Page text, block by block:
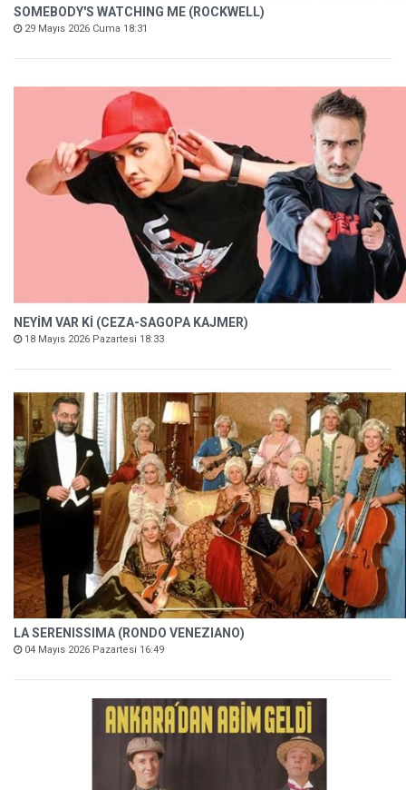
SOMEBODY'S WATCHING ME (ROCKWELL)
29 Mayıs 2026 Cuma 18:31
NEYİM VAR Kİ (CEZA-SAGOPA KAJMER)
18 Mayıs 2026 Pazartesi 18:33
LA SERENISSIMA (RONDO VENEZIANO)
04 Mayıs 2026 Pazartesi 16:49